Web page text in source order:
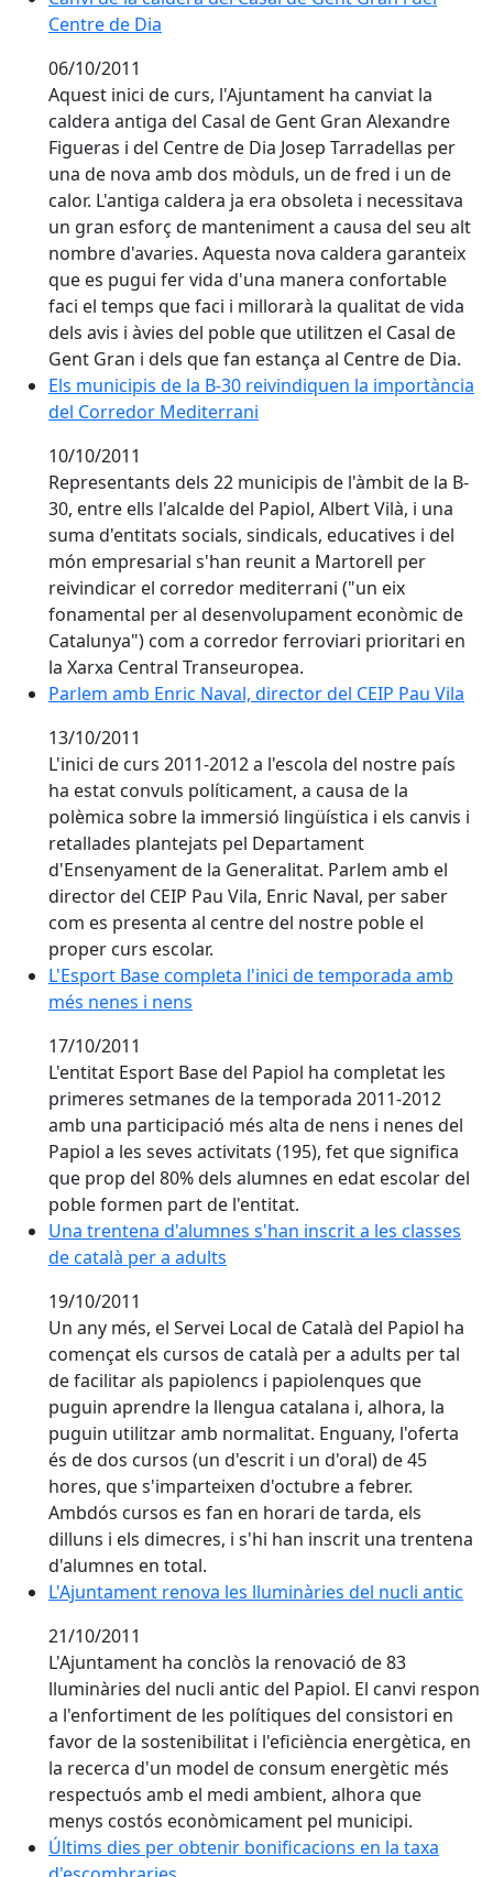
Centre de Dia
06/10/2011
Aquest inici de curs, l'Ajuntament ha canviat la
caldera antiga del Casal de Gent Gran Alexandre
Figueras i del Centre de Dia Josep Tarradellas per
una de nova amb dos mòduls, un de fred i un de
calor. L'antiga caldera ja era obsoleta i necessitava
un gran esforç de manteniment a causa del seu alt
nombre d'avaries. Aquesta nova caldera garanteix
que es pugui fer vida d'una manera confortable
faci el temps que faci i millorarà la qualitat de vida
dels avis i àvies del poble que utilitzen el Casal de
Gent Gran i dels que fan estança al Centre de Dia.
Els municipis de la B-30 reivindiquen la importància
Els municipis de la B-30 reivindiquen la importància
del Corredor Mediterrani
10/10/2011
Representants dels 22 municipis de l'àmbit de la B-
30, entre ells l'alcalde del Papiol, Albert Vilà, i una
suma d'entitats socials, sindicals, educatives i del
món empresarial s'han reunit a Martorell per
reivindicar el corredor mediterrani ("un eix
fonamental per al desenvolupament econòmic de
Catalunya") com a corredor ferroviari prioritari en
la Xarxa Central Transeuropea.
Parlem amb Enric Naval, director del CEIP Pau Vila
Parlem amb Enric Naval, director del CEIP Pau Vila
13/10/2011
L'inici de curs 2011-2012 a l'escola del nostre país
ha estat convuls políticament, a causa de la
polèmica sobre la immersió lingüística i els canvis i
retallades plantejats pel Departament
d'Ensenyament de la Generalitat. Parlem amb el
director del CEIP Pau Vila, Enric Naval, per saber
com es presenta al centre del nostre poble el
proper curs escolar.
L'Esport Base completa l'inici de temporada amb
L'Esport Base completa l'inici de temporada amb
més nenes i nens
17/10/2011
L'entitat Esport Base del Papiol ha completat les
primeres setmanes de la temporada 2011-2012
amb una participació més alta de nens i nenes del
Papiol a les seves activitats (195), fet que significa
que prop del 80% dels alumnes en edat escolar del
poble formen part de l'entitat.
Una trentena d'alumnes s'han inscrit a les classes
Una trentena d'alumnes s'han inscrit a les classes
de català per a adults
19/10/2011
Un any més, el Servei Local de Català del Papiol ha
començat els cursos de català per a adults per tal
de facilitar als papiolencs i papiolenques que
puguin aprendre la llengua catalana i, alhora, la
puguin utilitzar amb normalitat. Enguany, l'oferta
és de dos cursos (un d'escrit i un d'oral) de 45
hores, que s'imparteixen d'octubre a febrer.
Ambdós cursos es fan en horari de tarda, els
dilluns i els dimecres, i s'hi han inscrit una trentena
d'alumnes en total.
L'Ajuntament renova les lluminàries del nucli antic
L'Ajuntament renova les lluminàries del nucli antic
21/10/2011
L'Ajuntament ha conclòs la renovació de 83
lluminàries del nucli antic del Papiol. El canvi respon
a l'enfortiment de les polítiques del consistori en
favor de la sostenibilitat i l'eficiència energètica, en
la recerca d'un model de consum energètic més
respectuós amb el medi ambient, alhora que
menys costós econòmicament pel municipi.
Últims dies per obtenir bonificacions en la taxa
Últims dies per obtenir bonificacions en la taxa